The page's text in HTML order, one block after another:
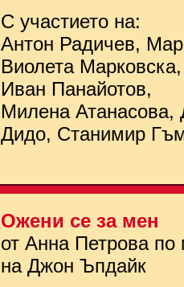
С участието на:
Антон Радичев,
Виолета
Иван Панайотов,
Милена Атанасова,
Дидо, Станимир
Ожени се за мен
от Анна Петрова по
на Джон Ъпдайк